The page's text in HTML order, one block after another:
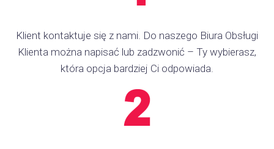
Klient kontaktuje się z nami. Do naszego Biura Obsługi
Klienta można napisać lub zadzwonić – Ty wybierasz,
która opcja bardziej Ci odpowiada.